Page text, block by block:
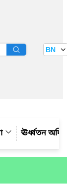
BN
ঊর্ধ্বতন